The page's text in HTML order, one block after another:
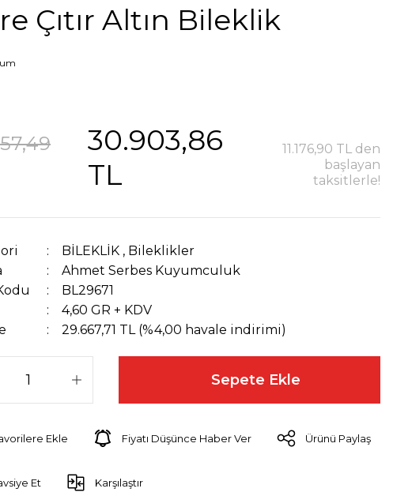
Çıtır Altın Bileklik
30.903,86
TL
11.176,90 TL den
başlayan
taksitlerle!
BİLEKLİK , Bileklikler
Ahmet Serbes Kuyumculuk
BL29671
4,60 GR + KDV
29.667,71 TL (%4,00 havale indirimi)
Sepete Ekle
Fiyatı Düşünce Haber Ver Ürünü Paylaş
Et Karşılaştır